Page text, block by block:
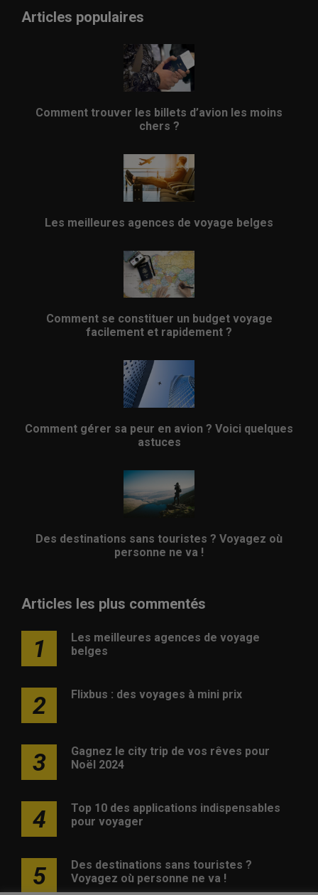
Articles populaires
Comment trouver les billets d’avion les moins
chers ?
Les meilleures agences de voyage belges
Comment se constituer un budget voyage
facilement et rapidement ?
Comment gérer sa peur en avion ? Voici quelques
astuces
Des destinations sans touristes ? Voyagez où
personne ne va !
Articles les plus commentés
1
Les meilleures agences de voyage
belges
2 Flixbus : des voyages à mini prix
3
Gagnez le city trip de vos rêves pour
Noël 2024
4
Top 10 des applications indispensables
pour voyager
5
Des destinations sans touristes ?
Voyagez où personne ne va !